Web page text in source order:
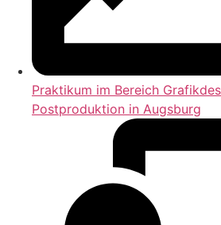
Praktikum im Bereich
Postproduktion in Augsburg